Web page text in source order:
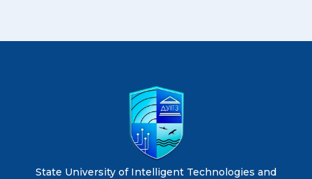
State University of Intelligent Technologies and